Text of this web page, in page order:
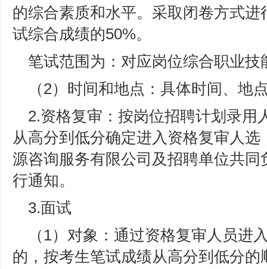
的综合素质和水平。采取闭卷方式
试综合成绩的50%。
笔试范围为：对应岗位综合职业技
（2）时间和地点：具体时间、地
2.资格复审：按岗位招聘计划录用
从高分到低分确定进入资格复审人
源咨询服务有限公司及招聘单位共
行通知。
3.面试
（1）对象：通过资格复审人员进
的，按考生笔试成绩从高分到低分